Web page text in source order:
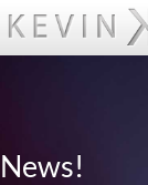
News!